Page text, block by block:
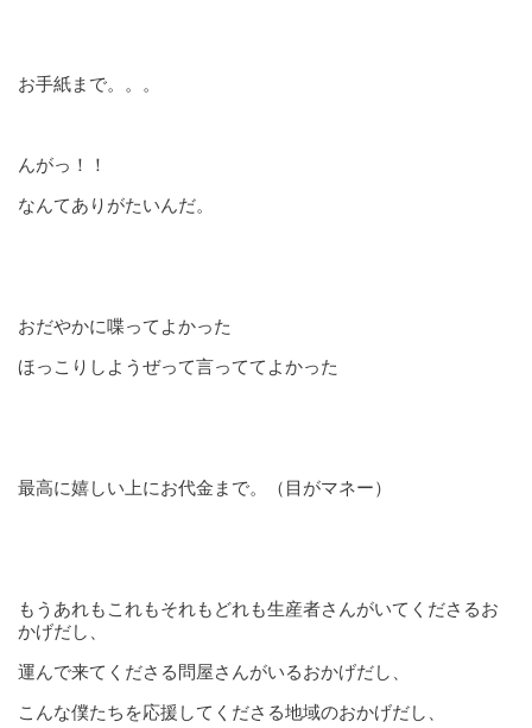
お手紙まで。。。
んがっ！！
なんてありがたいんだ。
おだやかに喋ってよかった
ほっこりしようぜって言っててよかった
最高に嬉しい上にお代金まで。（目がマネー）
もうあれもこれもそれもどれも生産者さんがいてくださるお
かげだし、
運んで来てくださる問屋さんがいるおかげだし、
こんな僕たちを応援してくださる地域のおかげだし、